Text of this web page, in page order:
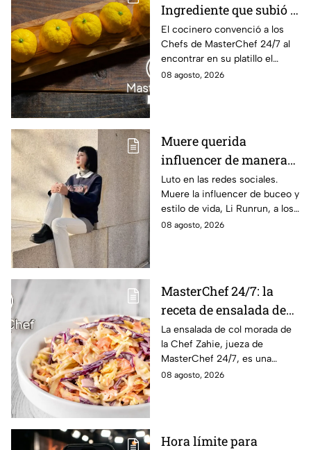
Ingrediente que subió a
Lancer al balcón de
MasterChef 24/7 este
"Viernes de salvación"
El cocinero convenció a los
Chefs de MasterChef 24/7 al
encontrar en su platillo el
balance perfecto.
08 agosto, 2026
Muere querida
influencer de manera
repentina; su madre
compartió la noticia
con desgarrador
mensaje
Luto en las redes sociales.
Muere la influencer de buceo y
estilo de vida, Li Runrun, a los
36 años, de manera
08 agosto, 2026
MasterChef 24/7: la
receta de ensalada de
col morada de la Chef
Zahie, deliciosa y en
minutos
La ensalada de col morada de
la Chef Zahie, jueza de
MasterChef 24/7, es una
guarnición fresca, colorida y
08 agosto, 2026
Hora límite para